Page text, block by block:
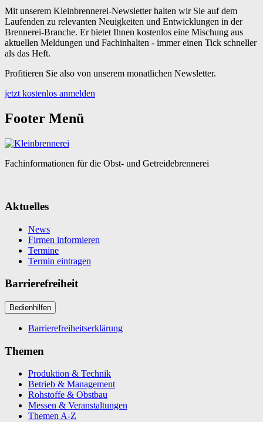
Mit unserem Kleinbrennerei-Newsletter halten wir Sie auf dem
Laufenden zu relevanten Neuigkeiten und Entwicklungen in der
Brennerei-Branche. Er bietet Ihnen kostenlos eine Mischung aus
aktuellen Meldungen und Fachinhalten - immer einen Tick schneller
als das Heft.
Profitieren Sie also von unserem monatlichen Newsletter.
jetzt kostenlos anmelden
Footer Menü
Fachinformationen für die Obst- und Getreidebrennerei
Aktuelles
News
Firmen informieren
Termine
Termin eintragen
Barrierefreiheit
Bedienhilfen
Barrierefreiheitserklärung
Themen
Produktion & Technik
Betrieb & Management
Rohstoffe & Obstbau
Messen & Veranstaltungen
Themen A-Z